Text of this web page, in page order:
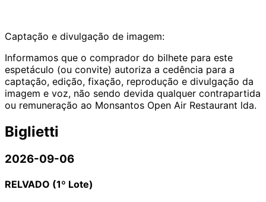
Captação e divulgação de imagem:
Informamos que o comprador do bilhete para este
espetáculo (ou convite) autoriza a cedência para a
captação, edição, fixação, reprodução e divulgação da
imagem e voz, não sendo devida qualquer contrapartida
ou remuneração ao Monsantos Open Air Restaurant lda.
Biglietti
2026-09-06
RELVADO (1º Lote)